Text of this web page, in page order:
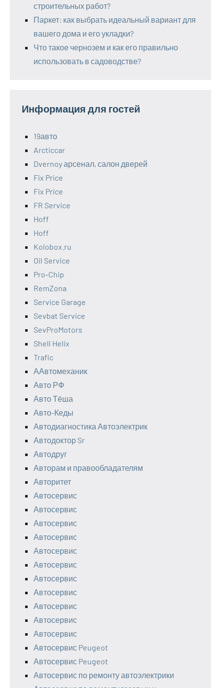
строительных работ?
Паркет: как выбрать идеальный вариант для
вашего дома и его укладки?
Что такое чернозем и как его правильно
использовать в садоводстве?
Информация для гостей
19авто
Arcticcar
Dvernoy арсенал, салон дверей
Fix Price
Fix Price
FR Service
Hoff
Hoff
Kolobox.ru
Oil Service
Pro-Chip
RemZona
Service Garage
Sevbat Service
SevProMotors
Shell Helix
Trafic
ААвтомеханик
Авто РФ
Авто Тёша
Авто-Кеды
Автодиагностика Автоэлектрик
Автодоктор Sr
Автодруг
Авторам и правообладателям
Авторитет
Автосервис
Автосервис
Автосервис
Автосервис
Автосервис
Автосервис
Автосервис
Автосервис
Автосервис
Автосервис
Автосервис
Автосервис Peugeot
Автосервис Peugeot
Автосервис по ремонту автоэлектрики